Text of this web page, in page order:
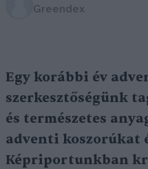
Greendex
Egy korábbi év
szerkesztőségünk
és természetes
adventi koszorúkat
Képriportunkban